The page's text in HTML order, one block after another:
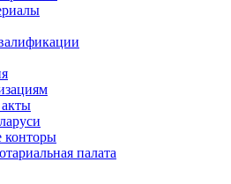
конторы
палата